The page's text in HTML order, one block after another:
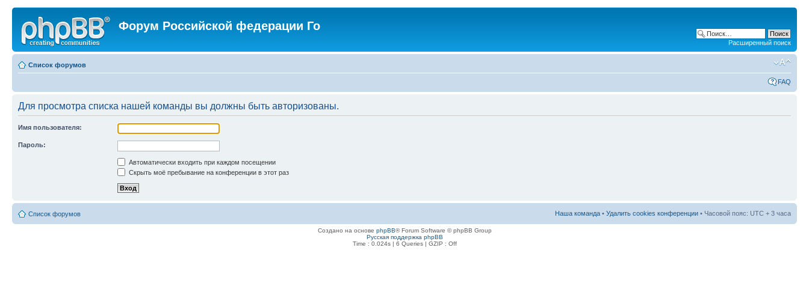
Форум Российской федерации Го
Расширенный поиск
Список форумов
FAQ
Для просмотра списка нашей команды вы должны быть авторизованы.
Имя пользователя:
Пароль:
Автоматически входить при каждом посещении
Скрыть моё пребывание на конференции в этот раз
Список форумов Наша команда • Удалить cookies конференции • Часовой пояс: UTC + 3 часа
Создано на основе phpBB® Forum Software © phpBB Group
Русская поддержка phpBB
Time : 0.024s | 6 Queries | GZIP : Off